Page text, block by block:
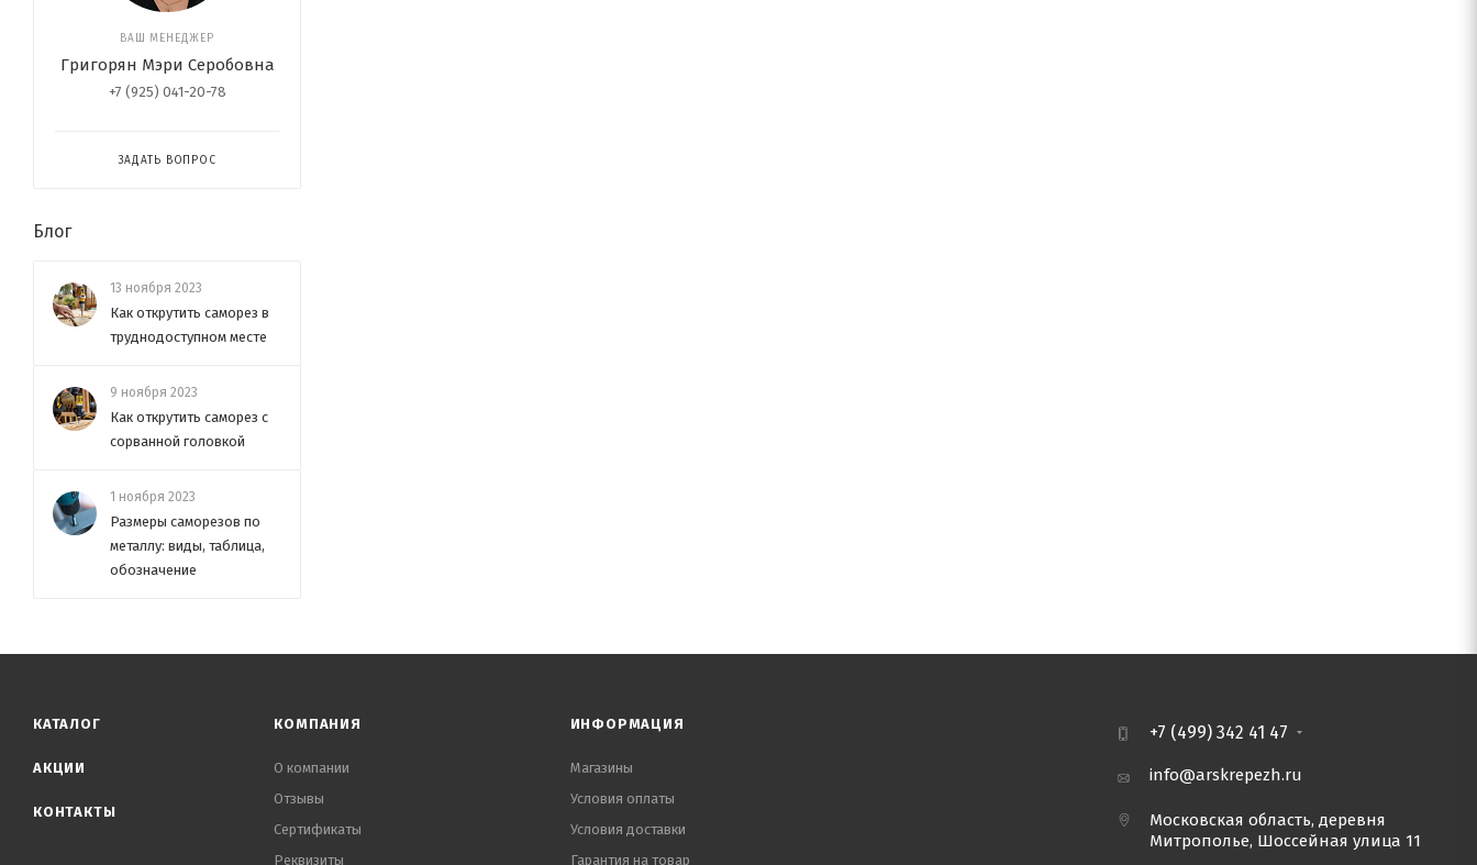
ВАШ МЕНЕДЖЕР
Григорян Мэри Серобовна
+7 (925) 041-20-78
ЗАДАТЬ ВОПРОС
Блог
13 ноября 2023
Как открутить саморез в
труднодоступном месте
9 ноября 2023
Как открутить саморез с
сорванной головкой
1 ноября 2023
Размеры саморезов по
металлу: виды, таблица,
обозначение
КАТАЛОГ
АКЦИИ
КОНТАКТЫ
КОМПАНИЯ
О компании
Отзывы
Сертификаты
Реквизиты
ИНФОРМАЦИЯ
Магазины
Условия оплаты
Условия доставки
Гарантия на товар
+7 (499) 342 41 47
info@arskrepezh.ru
Московская область, деревня
Митрополье, Шоссейная улица 11